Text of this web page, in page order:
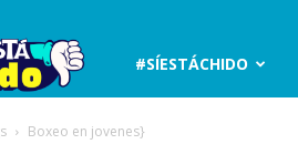
No
está
#SÍESTÁCHIDO
Boxeo en jovenes}